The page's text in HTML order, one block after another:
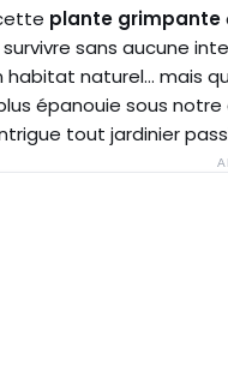
plante grimpante
sans aucune
habitat naturel… mais
épanouie sous notre
tout jardinier